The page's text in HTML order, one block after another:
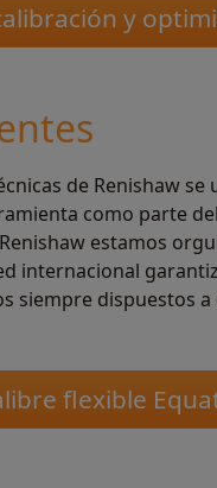
y
de Renishaw
como parte
estamos
internacional
siempre dispuestos
flexible